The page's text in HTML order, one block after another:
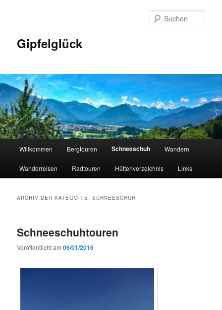
Gipfelglück
Willkommen Bergtouren Schneeschuh Wandern
Wanderreisen Radtouren Hüttenverzeichnis Links
ARCHIV DER KATEGORIE:SCHNEESCHUH
Schneeschuhtouren
Veröffentlicht am06/01/2016